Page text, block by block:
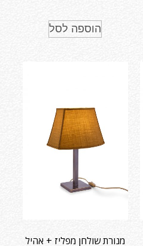
הוספה לסל
מנורת שולחן מפליז + אהיל